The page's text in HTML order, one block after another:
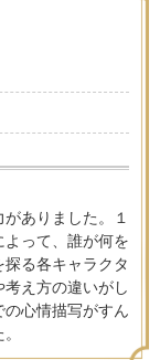
ありました。１
って、誰が何を
る各キャラクタ
え方の違いがし
心情描写がすん